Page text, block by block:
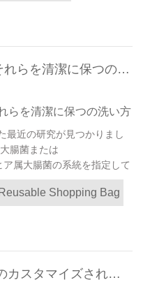
たすことができます: 環境に
を刻...
再利用可能な食料品の袋、それらを清潔に保つの洗い方
最近の研究が見つかりまし
腸菌または
属大腸菌の系統を指定して
たほぼすべての再利用可能
そしてアメリカ化学議会ビ
ニール袋を禁止するカリ
忘...
Reusable Shopping Bag
すべての年齢の人々 のためのカスタマイズされた巾着袋 A プロモーション